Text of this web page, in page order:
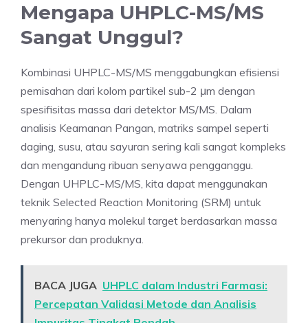
Mengapa UHPLC-MS/MS
Sangat Unggul?
Kombinasi UHPLC-MS/MS menggabungkan efisiensi
pemisahan dari kolom partikel sub-2 μm dengan
spesifisitas massa dari detektor MS/MS. Dalam
analisis Keamanan Pangan, matriks sampel seperti
daging, susu, atau sayuran sering kali sangat kompleks
dan mengandung ribuan senyawa pengganggu.
Dengan UHPLC-MS/MS, kita dapat menggunakan
teknik Selected Reaction Monitoring (SRM) untuk
menyaring hanya molekul target berdasarkan massa
prekursor dan produknya.
BACA JUGA UHPLC dalam Industri Farmasi:
Percepatan Validasi Metode dan Analisis